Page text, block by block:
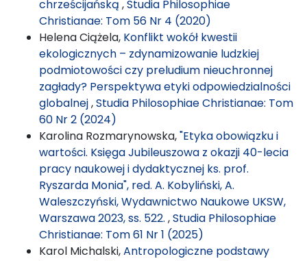
chrześcijańską ,Studia Philosophiae
Christianae: Tom 56 Nr 4 (2020)
Helena Ciążela, Konflikt wokół kwestii
ekologicznych – zdynamizowanie ludzkiej
podmiotowości czy preludium nieuchronnej
zagłady? Perspektywa etyki odpowiedzialności
globalnej,Studia Philosophiae Christianae: Tom
60 Nr 2 (2024)
Karolina Rozmarynowska,"Etyka obowiązku i
wartości. Księga Jubileuszowa z okazji 40-lecia
pracy naukowej i dydaktycznej ks. prof.
Ryszarda Monia", red. A. Kobyliński, A.
Waleszczyński, Wydawnictwo Naukowe UKSW,
Warszawa 2023, ss. 522. ,Studia Philosophiae
Christianae: Tom 61 Nr 1 (2025)
Karol Michalski,Antropologiczne podstawy